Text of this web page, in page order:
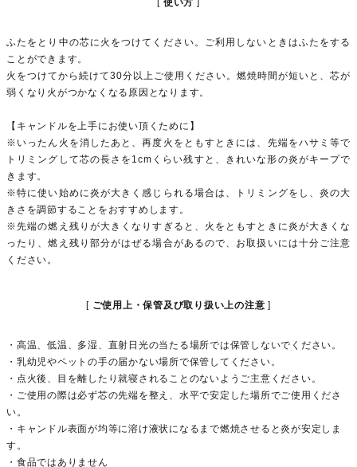
ふたをとり中の芯に火をつけてください。ご利用しないときはふたをする
ことができます。
火をつけてから続けて30分以上ご使用ください。燃焼時間が短いと、芯が
弱くなり火がつかなくなる原因となります。
【キャンドルを上手にお使い頂くために】
※いったん火を消したあと、再度火をともすときには、先端をハサミ等で
トリミングして芯の長さを1cmくらい残すと、きれいな形の炎がキープで
きます。
※特に使い始めに炎が大きく感じられる場合は、トリミングをし、炎の大
きさを調節することをおすすめします。
※先端の燃え残りが大きくなりすぎると、火をともすときに炎が大きくな
ったり、燃え残り部分がはぜる場合があるので、お取扱いには十分ご注意
ください。
ご使用上・保管及び取り扱い上の注意
・高温、低温、多湿、直射日光の当たる場所では保管しないでください。
・乳幼児やペットの手の届かない場所で保管してください。
・点火後、目を離したり就寝されることのないようご主意ください。
・ご使用の際は必ず芯の先端を整え、水平で安定した場所でご使用くださ
い。
・キャンドル表面が均等に溶け液状になるまで燃焼させると炎が安定しま
す。
・食品ではありません